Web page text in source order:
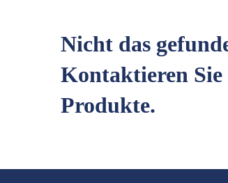
Nicht das
Kontaktieren
Produkte.